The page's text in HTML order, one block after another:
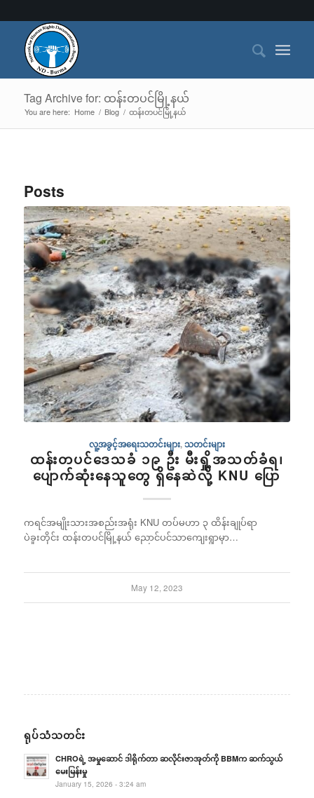
Tag Archive for: ထန်းတပင်မြို့နယ်
You are here: Home / Blog / ထန်းတပင်မြို့နယ်
Posts
လူ့အခွင့်အရေးသတင်းများ,သတင်းများ
ထန်းတပင်ဒေသခံ ၁၉ ဦး မီးရှို့အသတ်ခံရ၊
ပျောက်ဆုံးနေသူတွေ ရှိနေဆဲလို့ KNU ပြော
ကရင်အမျိုးသားအစည်းအရုံး KNU တပ်မဟာ ၃ ထိန်းချုပ်ရာ
ပဲခူးတိုင်း ထန်းတပင်မြို့နယ် ညောင်ပင်သာကျေးရွာမှာ…
May 12, 2023
ရုပ်သံသတင်း
CHROရဲ့ အမှုဆောင် ဒါရိုက်တာ ဆလိုင်းဇာအုတ်ကို BBMက ဆက်သွယ်
မေးမြန်းမှု
January 15, 2026 - 3:24 am